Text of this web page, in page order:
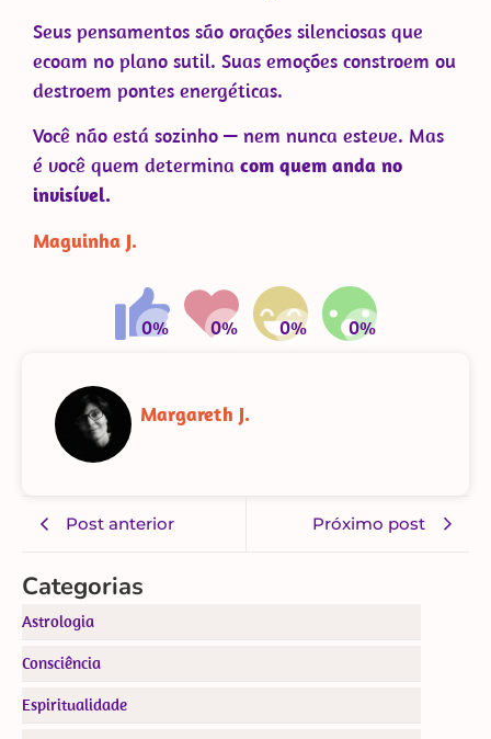
Seus pensamentos são orações silenciosas que
ecoam no plano sutil. Suas emoções constroem ou
destroem pontes energéticas.
Você não está sozinho — nem nunca esteve. Mas
é você quem determina com quem anda no
invisível.
Maguinha J.
Margareth J.
Post anterior Próximo post
Categorias
Astrologia
Consciência
Espiritualidade